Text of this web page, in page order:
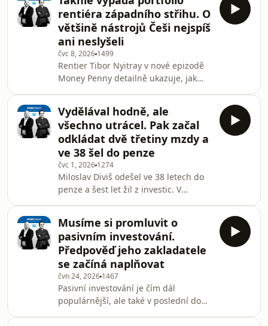
Do nového dílu Money Penny si
Matouš a Radek přizvali Honzu
Zedníka a Martina Kořenka, dva
investory s portfolii čítajícími stovky
bytů, aby probrali praktickou stránku
budování realitního portfolia, od
prvního nákupu až po otázku, kdy už
je cihel příli
rentiéra západního střihu. O
většině nástrojů Češi nejspíš
ani neslyšeli
čvc 8, 2026 1499
Rentier Tibor Nyitray v nové epizodě
Money Penny detailně ukazuje, jak
světové ETF, proč nechce spoléhat na
odprodej indexů a proč je pro něj
pravidelná dividenda psychologicky
lepší. David a Martin se ptají na
konkrétní architekturu portfolia, všech
pět příjmových pilířů a nástroje, které
používá. Jde o neobvyklé portfolio
inspi
Vydělával hodně, ale
všechno utrácel. Pak začal
odkládat dvě třetiny mzdy a
ve 38 šel do penze
čvc 1, 2026 1274
Miloslav Diviš odešel ve 38 letech do
penze a šest let žil z investic. V
vysokého platu a prázdného účtu k
odkládání dvou třetin příjmu. Také jak
vydělal na intervencích ČNB nebo jak
ho GameStop stál zhruba 40 tisíc
dolarů a kryptoměnové arbitráže
přivedly k vyšetřování. Proč se
nakonec vrátil do práce v Eurowagu,
co ho na proměně f
Musíme si promluvit o
pasivním investování.
Předpověď jeho zakladatele
se začíná naplňovat
čvn 24, 2026 1467
Pasivní investování je čím dál
populárnější, ale také v poslední době